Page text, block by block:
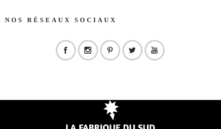
NOS RÉSEAUX SOCIAUX